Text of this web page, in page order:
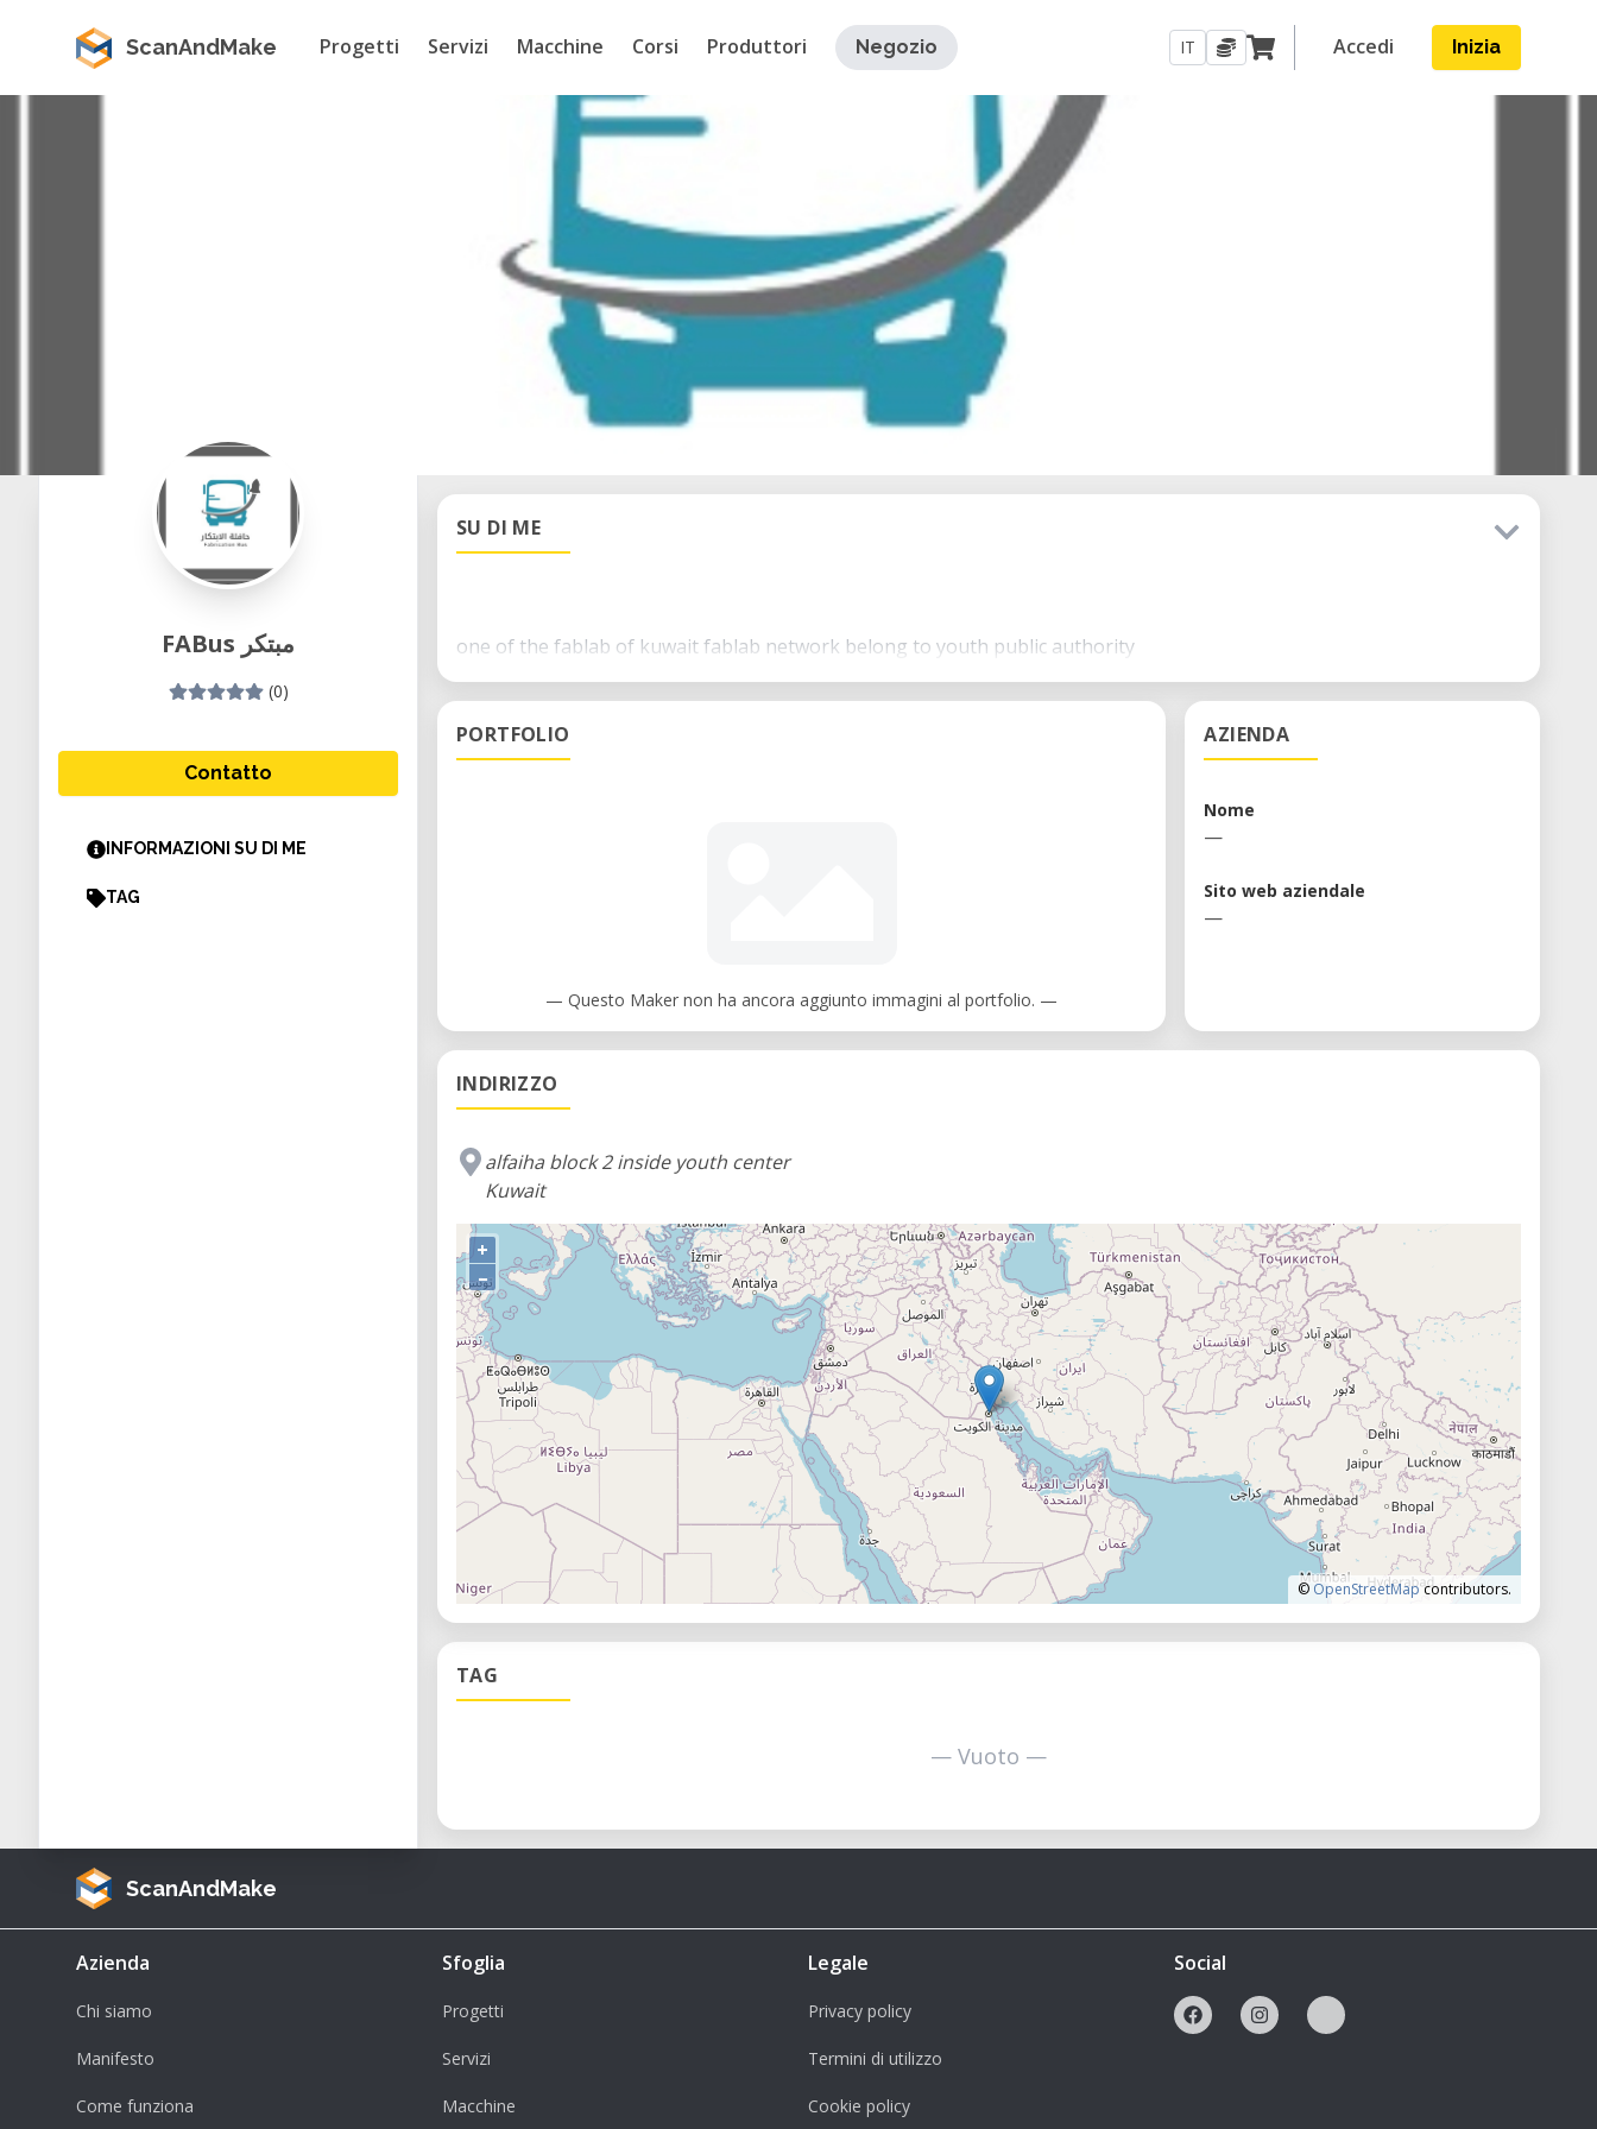
ScanAndMake Progetti Servizi Macchine Corsi Produttori Negozio IT Accedi Inizia
FABus مبتكر
(0)
Contatto
INFORMAZIONI SU DI ME
TAG
SU DI ME
one of the fablab of kuwait fablab network belong to youth public authority
PORTFOLIO
— Questo Maker non ha ancora aggiunto immagini al portfolio. —
AZIENDA
Nome
—
Sito web aziendale
—
INDIRIZZO
alfaiha block 2 inside youth center
Kuwait
+
–
© OpenStreetMapcontributors.
TAG
— Vuoto —
ScanAndMake
Azienda
Chi siamo
Manifesto
Come funziona
Sfoglia
Progetti
Servizi
Macchine
Legale
Privacy policy
Termini di utilizzo
Cookie policy
Social